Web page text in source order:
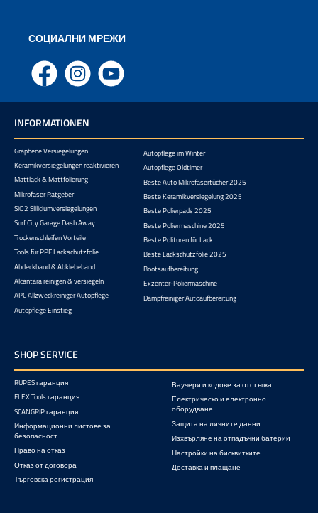
СОЦИАЛНИ МРЕЖИ
Facebook Instagram YouTube
INFORMATIONEN
Graphene Versiegelungen
Keramikversiegelungen reaktivieren
Mattlack & Mattfolierung
Mikrofaser Ratgeber
SiO2 Sliliciumversiegelungen
Surf City Garage Dash Away
Trockenschleifen Vorteile
Tools für PPF Lackschutzfolie
Abdeckband & Abklebeband
Alcantara reinigen & versiegeln
APC Allzweckreiniger Autopflege
Autopflege Einstieg
Autopflege im Winter
Autopflege Oldtimer
Beste Auto Mikrofasertücher 2025
Beste Keramikversiegelung 2025
Beste Polierpads 2025
Beste Poliermaschine 2025
Beste Polituren für Lack
Beste Lackschutzfolie 2025
Bootsaufbereitung
Exzenter-Poliermaschine
Dampfreiniger Autoaufbereitung
SHOP SERVICE
RUPES гаранция
FLEX Tools гаранция
SCANGRIP гаранция
Информационни листове за
безопасност
Право на отказ
Отказ от договора
Търговска регистрация
Ваучери и кодове за отстъпка
Електрическо и електронно
оборудване
Защита на личните данни
Изхвърляне на отпадъчни батерии
Настройки на бисквитките
Доставка и плащане